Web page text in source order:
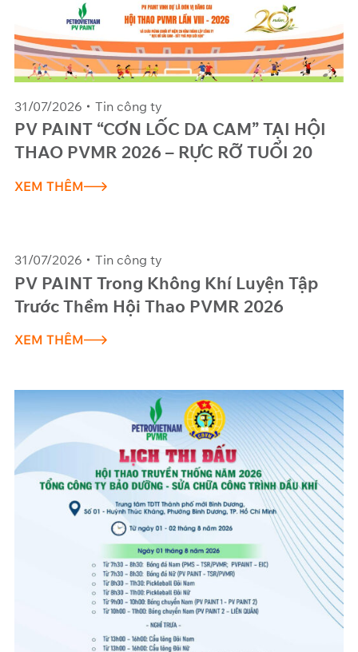
31/07/2026 Tin công ty
PV PAINT “CƠN LỐC DA CAM” TẠI HỘI
THAO PVMR 2026 – RỰC RỠ TUỔI 20
XEM THÊM
31/07/2026 Tin công ty
PV PAINT Trong Không Khí Luyện Tập
Trước Thềm Hội Thao PVMR 2026
XEM THÊM